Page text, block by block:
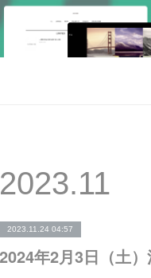
2023.11
2023.11.24 04:57